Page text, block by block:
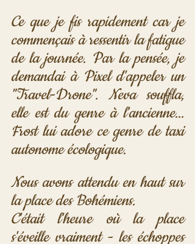
Ce que je fis rapidement car je
commençais à ressentir la fatigue
de la journée. Par la pensée, je
demandai à Pixel d'appeler un
"Travel-Drone". Neva souffla,
elle est du genre à l'ancienne...
Frost lui adore ce genre de taxi
autonome écologique.
Nous avons attendu en haut sur
la place des Bohémiens.
C'était l'heure où la place
s'éveille vraiment - les échoppes